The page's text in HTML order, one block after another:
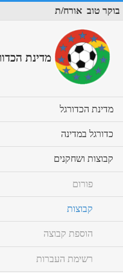
בוקר טוב אורח/ת
מדינת
מדינת הכדורגל
to
כדורגל במדינה
to
קבוצות ושחקנים
to
פורום
קבוצות
הוספת קבוצה
רשימת העברות